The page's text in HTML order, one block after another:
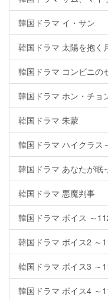
韓国ドラマ イ・サン
韓国ドラマ 太陽を抱く
韓国ドラマ コンビニの
韓国ドラマ ホン・チョ
韓国ドラマ 朱蒙
韓国ドラマ ハイクラス
韓国ドラマ あなたが眠
韓国ドラマ 悪魔判事
韓国ドラマ ボイス ～
韓国ドラマ ボイス2 ～
韓国ドラマ ボイス3 ～
韓国ドラマ ボイス4 ～